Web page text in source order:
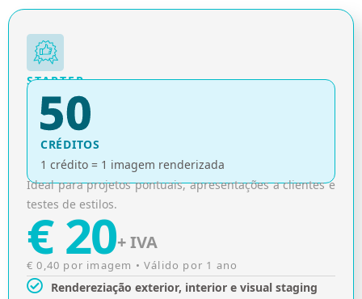
STARTER
CRÉDITOS
1 crédito = 1 imagem renderizada
Ideal para projetos pontuais, apresentações a clientes e
testes de estilos.
€ 20+ IVA
€ 0,40 por imagem • Válido por 1 ano
Rendereziação exterior, interior e visual staging